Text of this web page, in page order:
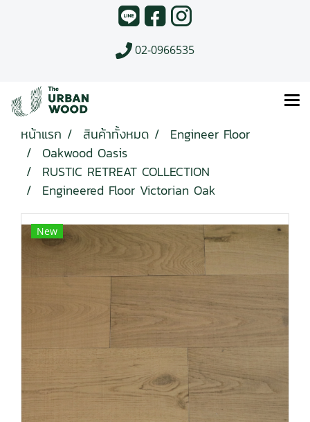
02-0966535
หน้าแรก สินค้าทั้งหมด
Engineer Floor
Oakwood Oasis
RUSTIC RETREAT COLLECTION
Engineered Floor Victorian Oak
New